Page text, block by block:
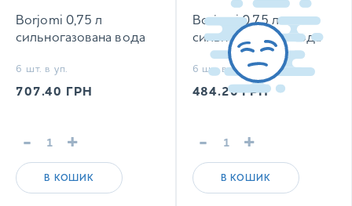
Borjomi 0,75 л
сильногазована вода
6 шт. в уп.
707.40 ГРН
- +
В КОШИК
Borjomi 0,75 л
сильногазована вода
6 шт. в уп.
484.20ГРН
- +
В КОШИК